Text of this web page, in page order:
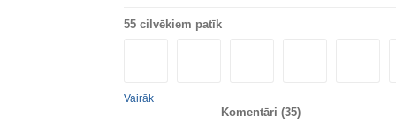
55 cilvēkiem patīk
Vairāk
Komentāri (35)